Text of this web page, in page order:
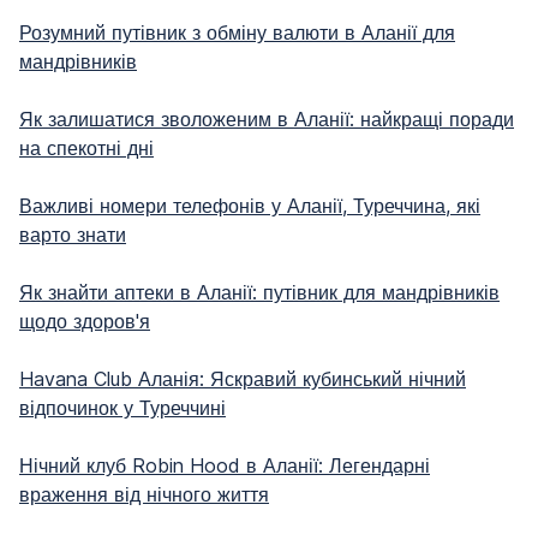
Розумний путівник з обміну валюти в Аланії для
мандрівників
Як залишатися зволоженим в Аланії: найкращі поради
на спекотні дні
Важливі номери телефонів у Аланії, Туреччина, які
варто знати
Як знайти аптеки в Аланії: путівник для мандрівників
щодо здоров'я
Havana Club Аланія: Яскравий кубинський нічний
відпочинок у Туреччині
Нічний клуб Robin Hood в Аланії: Легендарні
враження від нічного життя